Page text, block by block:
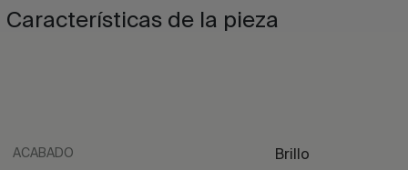
Características de la pieza
ACABADO Brillo